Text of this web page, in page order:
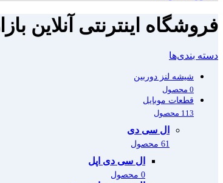
فروشگاه اینترنتی آنلاین
دسته بندی‌ها
شیشه لنز دوربین
0 محصول
قطعات موبایل
113 محصول
ال سی دی
61 محصول
ال سی دی اپل
0 محصول